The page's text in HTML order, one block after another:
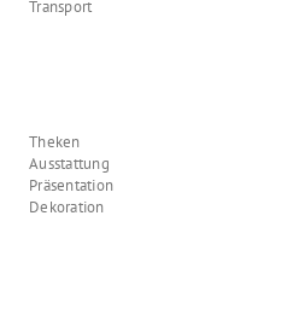
Transport
Theken
Ausstattung
Präsentation
Dekoration